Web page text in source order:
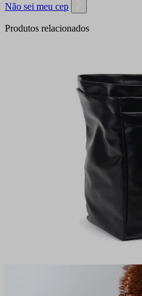
Não sei meu cep
Produtos relacionados